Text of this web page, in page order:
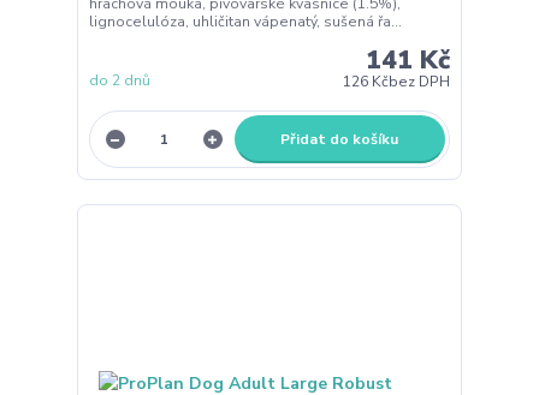
lignocelulóza, uhličitan vápenatý, sušená řa...
141 Kč
126 Kčbez DPH
do 2 dnů
Přidat do košíku